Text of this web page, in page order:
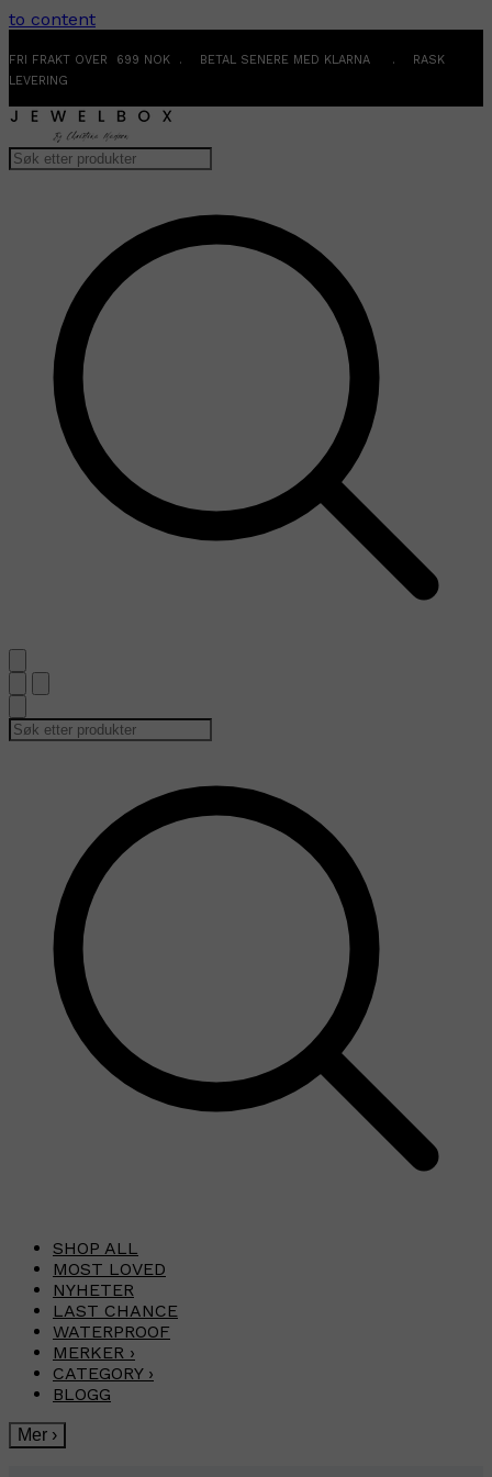
to content
FRI FRAKT OVER 699 NOK . BETAL SENERE MED KLARNA . RASK
LEVERING
SHOP ALL
MOST LOVED
NYHETER
LAST CHANCE
WATERPROOF
MERKER ›
CATEGORY ›
BLOGG
Mer ›